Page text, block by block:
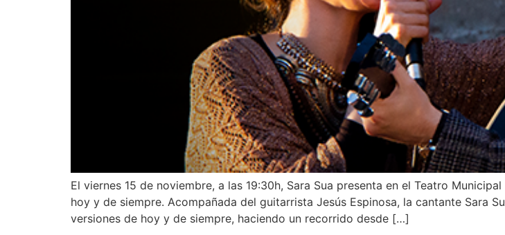
El viernes 15 de noviembre, a las 19:30h, Sara Sua presenta en el Teatro
hoy y de siempre. Acompañada del guitarrista Jesús Espinosa, la cantante Sara
versiones de hoy y de siempre, haciendo un recorrido desde […]